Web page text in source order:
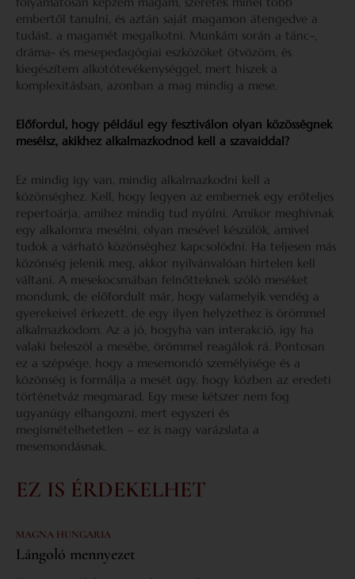
embertől tanulni, és aztán saját magamon átengedve a
tudást, a magamét megalkotni. Munkám során a tánc-,
dráma- és mesepedagógiai eszközöket ötvözöm, és
kiegészítem alkotótevékenységgel, mert hiszek a
komplexitásban, azonban a mag mindig a mese.
Előfordul, hogy például egy fesztiválon olyan közösségnek
mesélsz, akikhez alkalmazkodnod kell a szavaiddal?
Ez mindig így van, mindig alkalmazkodni kell a
közönséghez. Kell, hogy legyen az embernek egy erőteljes
repertoárja, amihez mindig tud nyúlni. Amikor meghívnak
egy alkalomra mesélni, olyan mesével készülök, amivel
tudok a várható közönséghez kapcsolódni. Ha teljesen más
közönség jelenik meg, akkor nyilvánvalóan hirtelen kell
váltani. A mesekocsmában felnőtteknek szóló meséket
mondunk, de előfordult már, hogy valamelyik vendég a
gyerekeivel érkezett, de egy ilyen helyzethez is örömmel
alkalmazkodom. Az a jó, hogyha van interakció, így ha
valaki beleszól a mesébe, örömmel reagálok rá. Pontosan
ez a szépsége, hogy a mesemondó személyisége és a
közönség is formálja a mesét úgy, hogy közben az eredeti
történetváz megmarad. Egy mese kétszer nem fog
ugyanúgy elhangozni, mert egyszeri és
megismételhetetlen – ez is nagy varázslata a
mesemondásnak.
EZ IS ÉRDEKELHET
MAGNA HUNGARIA
Lángoló mennyezet